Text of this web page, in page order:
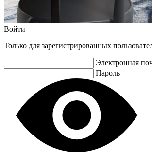
Войти
Только для зарегистрированных
Электронная
Пароль